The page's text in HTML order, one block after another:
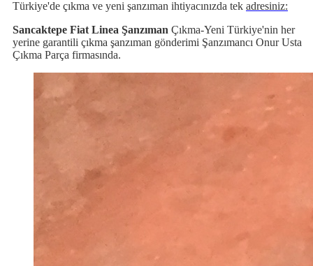
Türkiye'de çıkma ve yeni şanzıman ihtiyacınızda tek adresiniz:
Sancaktepe Fiat Linea Şanzıman Çıkma-Yeni Türkiye'nin her
yerine garantili çıkma şanzıman gönderimi Şanzımancı Onur Usta
Çıkma Parça firmasında.